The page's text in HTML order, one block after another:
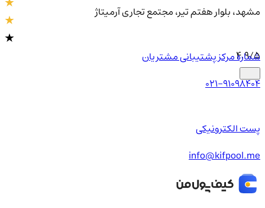
4.9/5
مشهد، بلوار هفتم تیر، مجتمع تجاری آرمیتاژ
شماره مرکز پشتیبانی مشتریان
021-91098404
پست الکترونیکی
info@kifpool.me